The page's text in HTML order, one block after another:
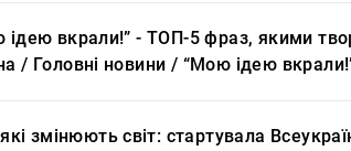
ідею вкрали!” - ТОП-5 фраз, якими
/ Головні новини / “Мою ідею
які змінюють світ: стартувала